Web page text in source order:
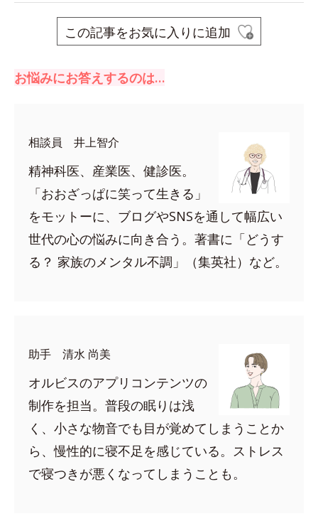
この記事をお気に入りに追加
お悩みにお答えするのは…
相談員 井上智介
精神科医、産業医、健診医。
「おおざっぱに笑って生きる」
をモットーに、ブログやSNSを通して幅広い
世代の心の悩みに向き合う。著書に「どうす
る？ 家族のメンタル不調」（集英社）など。
助手 清水 尚美
オルビスのアプリコンテンツの
制作を担当。普段の眠りは浅
く、小さな物音でも目が覚めてしまうことか
ら、慢性的に寝不足を感じている。ストレス
で寝つきが悪くなってしまうことも。